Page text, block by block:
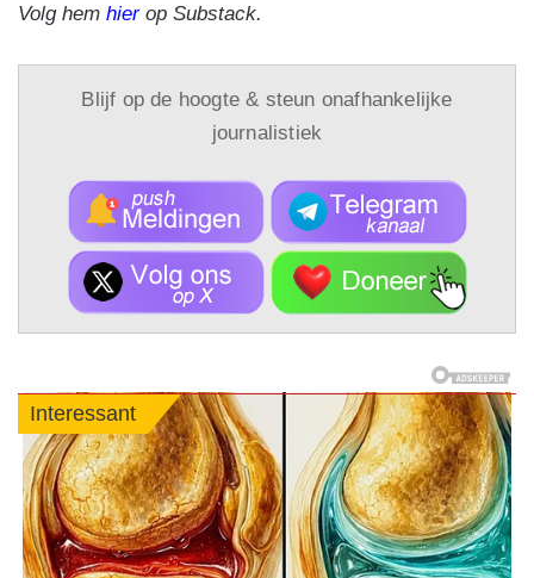
Volg hem hierop Substack.
Blijf op de hoogte & steun onafhankelijke
journalistiek
Interessant